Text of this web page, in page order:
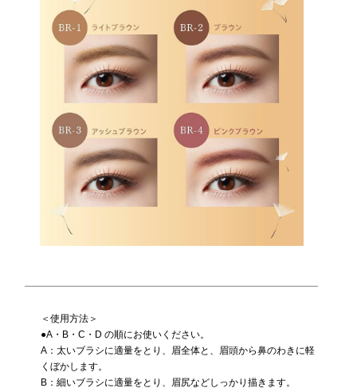
＜使用方法＞
●A・B・C・D の順にお使いください。
A：太いブラシに適量をとり、眉全体と、眉頭から鼻のわきに軽
くぼかします。
B：細いブラシに適量をとり、眉尻などしっかり描きます。